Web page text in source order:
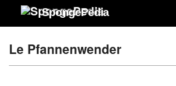
SpongePedia
Le Pfannenwender